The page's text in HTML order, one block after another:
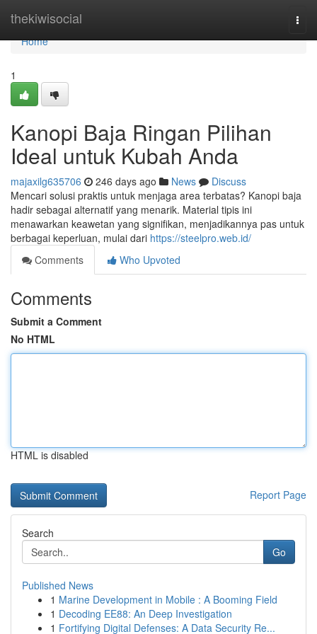
thekiwisocial
Home
Home
1
Kanopi Baja Ringan Pilihan
Ideal untuk Kubah Anda
majaxilg635706 246 days ago News
Discuss
Mencari solusi praktis untuk menjaga area terbatas? Kanopi baja
hadir sebagai alternatif yang menarik. Material tipis ini
menawarkan keawetan yang signifikan, menjadikannya pas untuk
berbagai keperluan, mulai dari https://steelpro.web.id/
Comments
Who Upvoted
Comments
Submit a Comment
No HTML
HTML is disabled
Report Page
Search
Go
Published News
1 Marine Development in Mobile : A Booming Field
1 Decoding EE88: An Deep Investigation
1 Fortifying Digital Defenses: A Data Security Re...